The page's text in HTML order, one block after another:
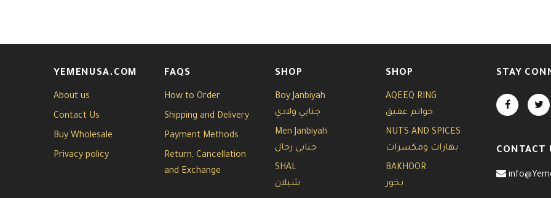
YEMENUSA.COM
About us
Contact Us
Buy Wholesale
Privacy policy
FAQS
How to Order
Shipping and Delivery
Payment Methods
Return, Cancellation
and Exchange
SHOP
Boy Janbiyah
جنابي ولادي
Men Janbiyah
جنابي رجال
SHAL
شيلان
SHOP
AQEEQ RING
خواتم عقيق
NUTS AND SPICES
بهارات ومكسرات
BAKHOOR
بخور
STAY
CONTACT